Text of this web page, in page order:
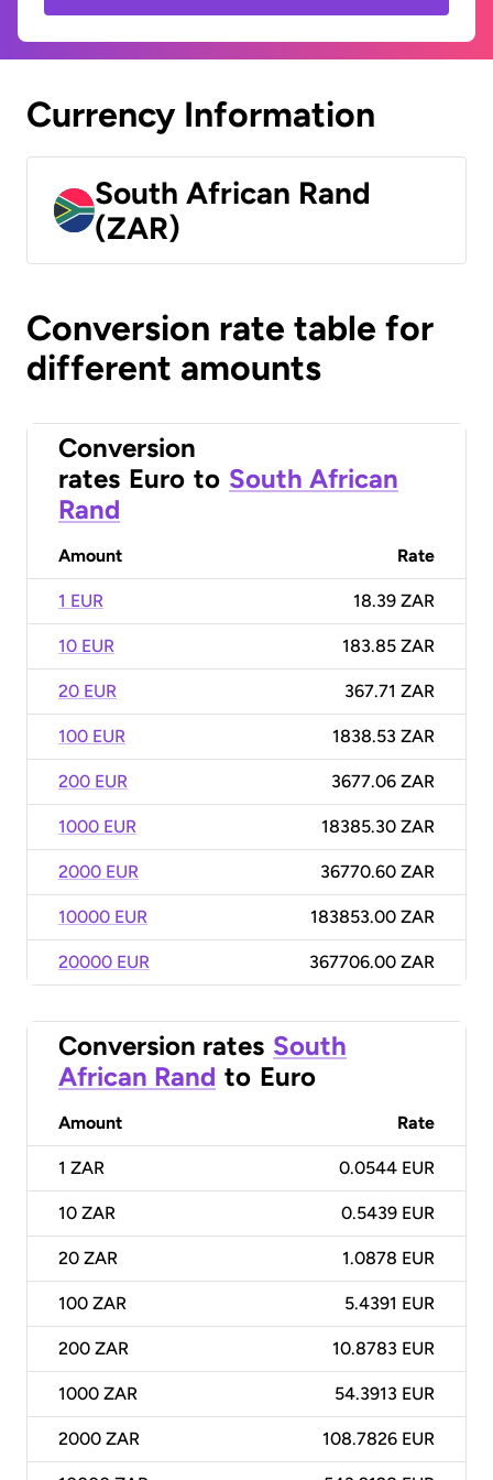
Currency Information
South African Rand
(ZAR)
Conversion rate table for
different amounts
Conversion
rates Euro to South African
Rand
Amount Rate
1 EUR 18.39 ZAR
10 EUR 183.85 ZAR
20 EUR 367.71 ZAR
100 EUR 1838.53 ZAR
200 EUR 3677.06 ZAR
1000 EUR 18385.30 ZAR
2000 EUR 36770.60 ZAR
10000 EUR 183853.00 ZAR
20000 EUR 367706.00 ZAR
Conversion rates South
African Rand to Euro
Amount Rate
1 ZAR 0.0544 EUR
10 ZAR 0.5439 EUR
20 ZAR 1.0878 EUR
100 ZAR 5.4391 EUR
200 ZAR 10.8783 EUR
1000 ZAR 54.3913 EUR
2000 ZAR 108.7826 EUR